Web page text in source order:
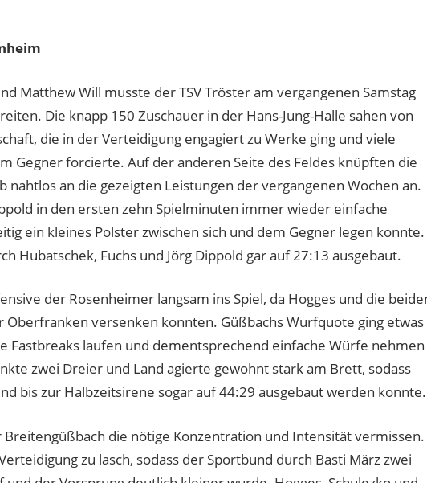
Matthew Will musste der TSV Tröster am vergangenen Samstag
Die knapp 150 Zuschauer in der Hans-Jung-Halle sahen von
die in der Verteidigung engagiert zu Werke ging und viele
Gegner forcierte. Auf der anderen Seite des Feldes knüpften die
nahtlos an die gezeigten Leistungen der vergangenen Wochen an.
in den ersten zehn Spielminuten immer wieder einfache
ein kleines Polster zwischen sich und dem Gegner legen konnte.
Hubatschek, Fuchs und Jörg Dippold gar auf 27:13 ausgebaut.
der Rosenheimer langsam ins Spiel, da Hogges und die
versenken konnten. Güßbachs Wurfquote ging etwas
Fastbreaks laufen und dementsprechend einfache Würfe nehmen
zwei Dreier und Land agierte gewohnt stark am Brett, sodass
bis zur Halbzeitsirene sogar auf 44:29 ausgebaut werden konnte.
Breitengüßbach die nötige Konzentration und Intensität vermissen.
zu lasch, sodass der Sportbund durch Basti März zwei